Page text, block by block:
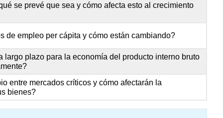
de
Falta
diferenciación
costos
conmutación
se prevé que sea y cómo afecta esto al crecimiento
de empleo per cápita y cómo están cambiando?
largo plazo para la economía del producto interno bruto
entre mercados críticos y cómo afectarán la
bienes?